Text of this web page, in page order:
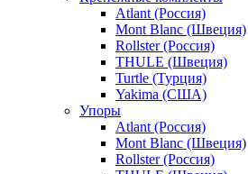
Atlant (Россия)
Mont Blanc (Швеция)
Rollster (Россия)
THULE (Швеция)
Turtle (Турция)
Yakima (США)
Упоры
Atlant (Россия)
Mont Blanc (Швеция)
Rollster (Россия)